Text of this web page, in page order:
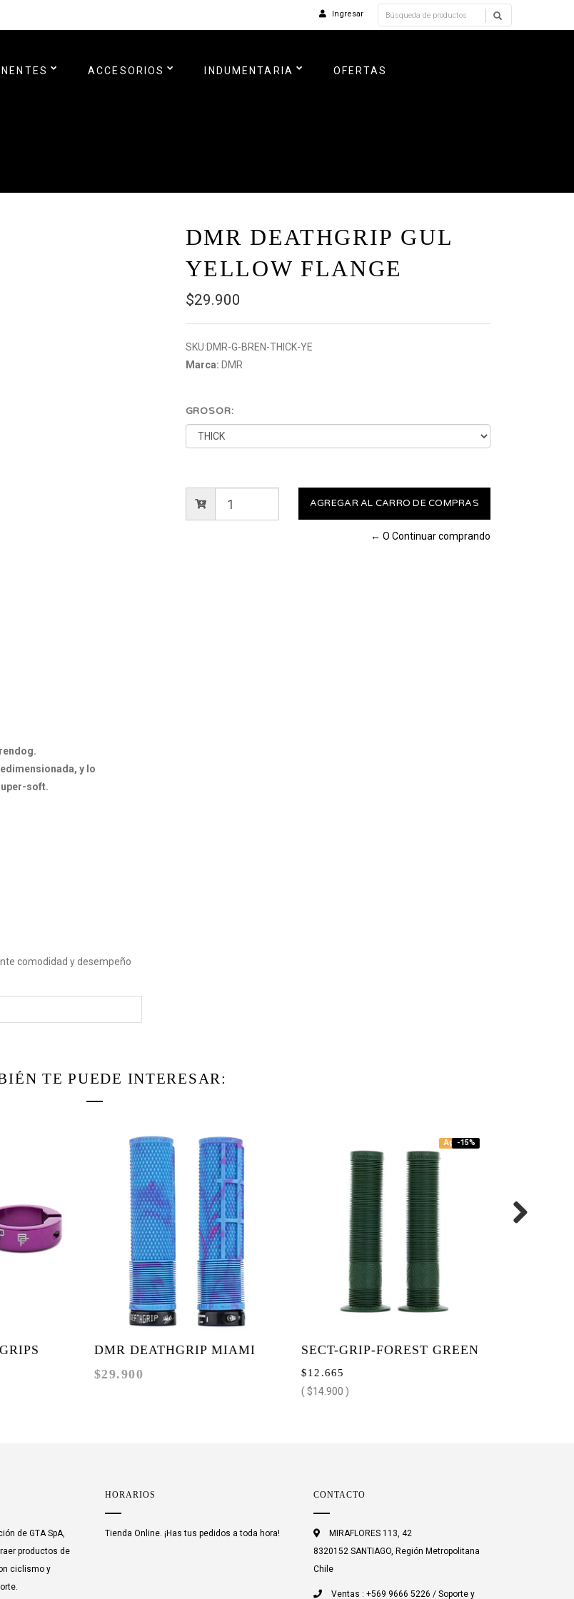
Ingresar
ACCESORIOS INDUMENTARIA OFERTAS
y lo
soft.
comodidad y desempeño
DMR DEATHGRIP GUL
YELLOW FLANGE
$29.900
SKU:DMR-G-BREN-THICK-YE
Marca: DMR
GROSOR:
← O Continuar comprando
TE PUEDE INTERESAR:
DMR DEATHGRIP MIAMI
FLANGELESS
$29.900
Agotado
-15%
SECT-GRIP-FOREST GREEN
15% OFF
$12.665
( $14.900 )
de GTA SpA,
productos de
ciclismo y
HORARIOS
Tienda Online. ¡Has tus pedidos a toda hora!
CONTACTO
MIRAFLORES 113, 42
8320152 SANTIAGO, Región Metropolitana
Chile
Ventas : +569 9666 5226 / Soporte y